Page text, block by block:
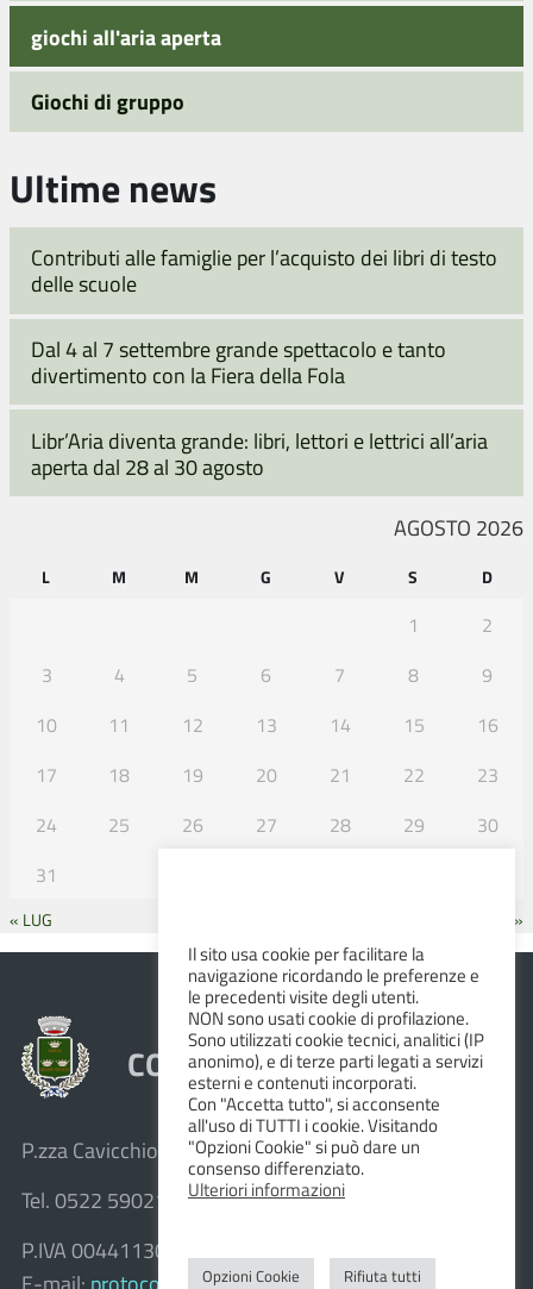
giochi all'aria aperta
Giochi di gruppo
Ultime news
Contributi alle famiglie per l’acquisto dei libri di testo
delle scuole
Dal 4 al 7 settembre grande spettacolo e tanto
divertimento con la Fiera della Fola
Libr’Aria diventa grande: libri, lettori e lettrici all’aria
aperta dal 28 al 30 agosto
AGOSTO 2026
L M M G V S D
1
2
3
4 5 6 7 8
9
10
11 12 13 14 15
16
17
18 19 20 21 22
23
24
25 26 27 28 29
30
31
« LUG SET »
COMUNE DI ALBINEA
P.zza Cavicchioni, 8 – 42020 Albinea (R.E.)
Tel. 0522 590211 – Fax 0522 590236
P.IVA 00441130358
E-mail: protocollo@comune.albinea.re.it
Il sito usa cookie per facilitare la
navigazione ricordando le preferenze e
le precedenti visite degli utenti.
NON sono usati cookie di profilazione.
Sono utilizzati cookie tecnici, analitici (IP
anonimo), e di terze parti legati a servizi
esterni e contenuti incorporati.
Con "Accetta tutto", si acconsente
all'uso di TUTTI i cookie. Visitando
"Opzioni Cookie" si può dare un
consenso differenziato.
Ulteriori informazioni
Opzioni Cookie Rifiuta tutti